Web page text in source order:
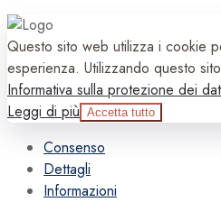
Questo sito web utilizza i cookie
esperienza. Utilizzando questo
Informativa sulla protezione dei
Leggi di più Accetta tutto
Consenso
Dettagli
Informazioni